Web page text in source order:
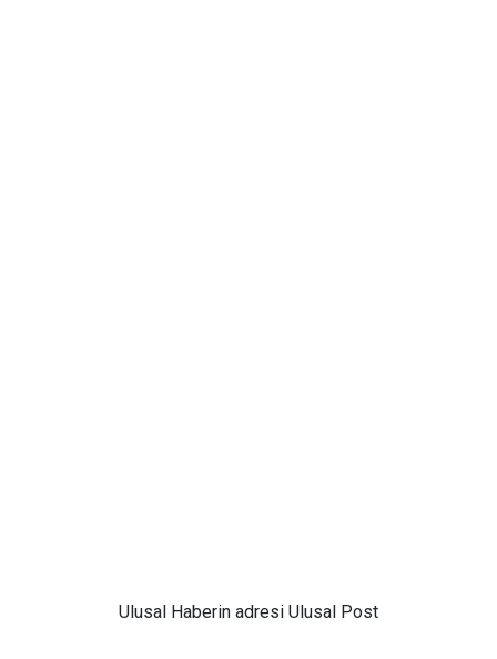
Ulusal Haberin adresi Ulusal Post